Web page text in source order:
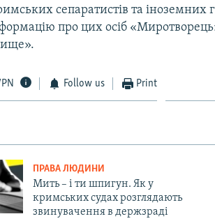
сепаратистів та
про цих осіб
Follow us Print
ПРАВА ЛЮДИНИ
Мить – і ти шпигун. Як у
кримських судах розглядають
звинувачення в держзраді